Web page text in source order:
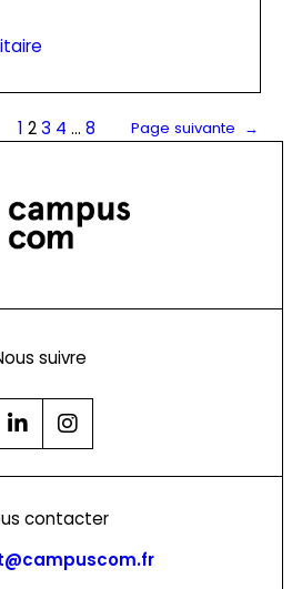
1 23 4 … 8 Page suivante →
suivre
contacter